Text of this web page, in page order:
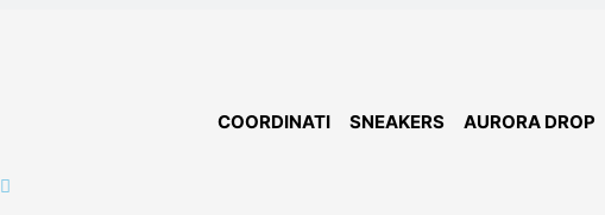
COORDINATI SNEAKERS AURORA DROP